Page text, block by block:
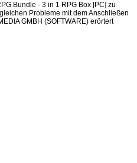
Bundle - 3 in 1 RPG Box [PC] zu
Probleme mit dem Anschließen
GMBH (SOFTWARE) erörtert